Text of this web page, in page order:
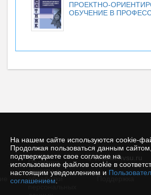
На нашем сайте используются cookie-
Продолжая пользоваться данным
подтверждаете свое согласие на
использование файлов cookie в
настоящим уведомлением и
соглашением
ПРОЕКТНО-
ОБУЧЕНИЕ В
© vestnik.nvsu.ru
Политика
защиты и
обработки